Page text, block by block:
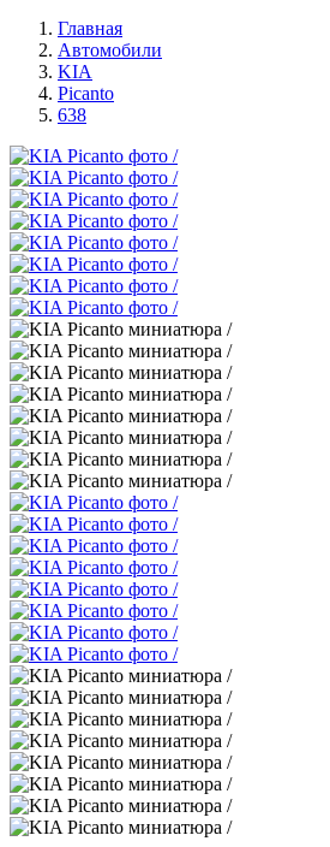
Главная
Автомобили
KIA
Picanto
638